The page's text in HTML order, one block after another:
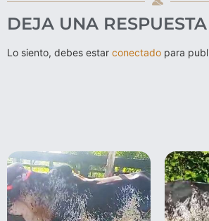
DEJA UNA RESPUESTA
Lo siento, debes estar conectado para